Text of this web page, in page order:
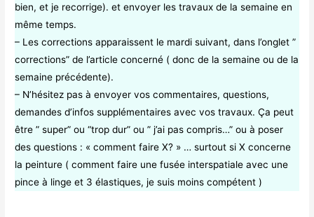
bien, et je recorrige). et envoyer les travaux de la semaine en
même temps.
– Les corrections apparaissent le mardi suivant, dans l’onglet ”
corrections” de l’article concerné ( donc de la semaine ou de la
semaine précédente).
– N’hésitez pas à envoyer vos commentaires, questions,
demandes d’infos supplémentaires avec vos travaux. Ça peut
être ” super” ou “trop dur” ou ” j’ai pas compris…” ou à poser
des questions : « comment faire X? » … surtout si X concerne
la peinture ( comment faire une fusée interspatiale avec une
pince à linge et 3 élastiques, je suis moins compétent )